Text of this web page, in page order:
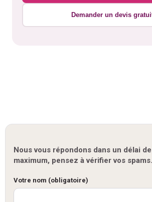
Demander un devis
Nous vous répondons dans un délai
maximum, pensez à vérifier vos spams.
Votre nom (obligatoire)